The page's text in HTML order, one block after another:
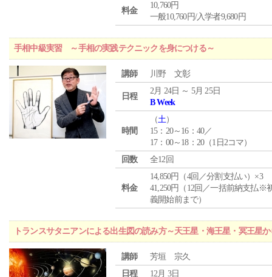
料金
10,760円
一般10,760円/入学者9,680円
手相中級実習 ～手相の実践テクニックを身につける～
講師 川野 文彰
日程
2月 24日 ～ 5月 25日
B Week
時間
（土）
15：20～16：40／
17：00～18：20（1日2コマ）
回数
全12回
料金
14,850円（4回／分割支払い）×3
41,250円（12回／一括前納支払※
義開始前まで）
トランスサタニアンによる出生図の読み方～天王星・海王星・冥王星
講師
芳垣 宗久
日程
12月 3日